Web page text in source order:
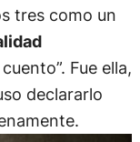
tres como un
Fue ella,
declararlo